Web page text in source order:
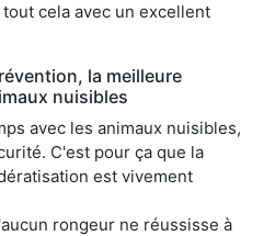
cela avec un excellent
la meilleure
nuisibles
avec les animaux nuisibles,
C'est pour ça que la
est vivement
rongeur ne réussisse à